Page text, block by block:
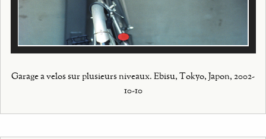
Garage a velos sur plusieurs niveaux. Ebisu, Tokyo, Japon, 2002-
10-10